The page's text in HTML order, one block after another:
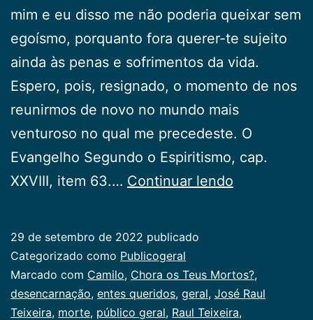
mim e eu disso me não poderia queixar sem
egoísmo, porquanto fora querer-te sujeito
ainda às penas e sofrimentos da vida.
Espero, pois, resignado, o momento de nos
reunirmos de novo no mundo mais
venturoso no qual me precedeste. O
Evangelho Segundo o Espiritismo, cap.
XXVIII, item 63.… Continuar lendo
29 de setembro de 2022 publicado
Categorizado como Publicogeral
Marcado com Camilo, Chora os Teus Mortos?,
desencarnação, entes queridos, geral, José Raul
Teixeira, morte, público geral, Raul Teixeira,